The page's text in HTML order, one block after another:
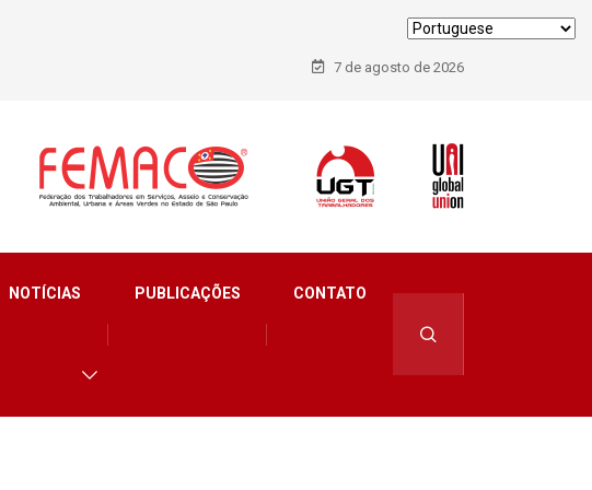
7 de agosto de 2026
NOTÍCIAS PUBLICAÇÕES CONTATO